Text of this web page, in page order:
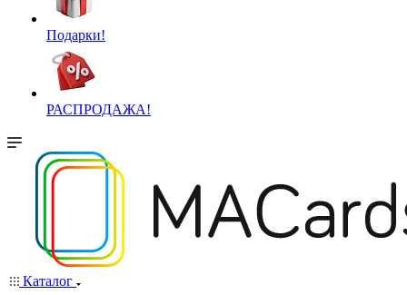
Подарки!
РАСПРОДАЖА!
Каталог